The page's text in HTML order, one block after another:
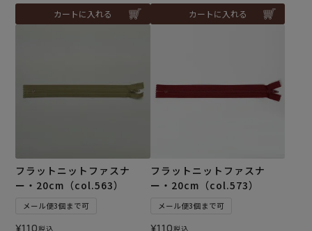
カートに入れる カートに入れる
フラットニットファスナ
ー・20cm（col.563）
メール便3個まで可
¥110税込
フラットニットファスナ
ー・20cm（col.573）
メール便3個まで可
¥110税込